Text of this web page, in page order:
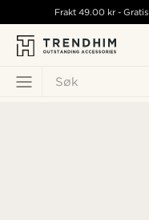
Søk
Frakt49.00 kr -